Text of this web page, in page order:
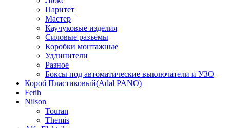
Паритет
Мастер
Каучуковые изделия
Силовые разъёмы
Коробки монтажные
Удлинители
Разное
Боксы под автоматические выключатели и УЗО
Короб Пластиковый(Adal PANO)
Fetih
Nilson
Touran
Themis